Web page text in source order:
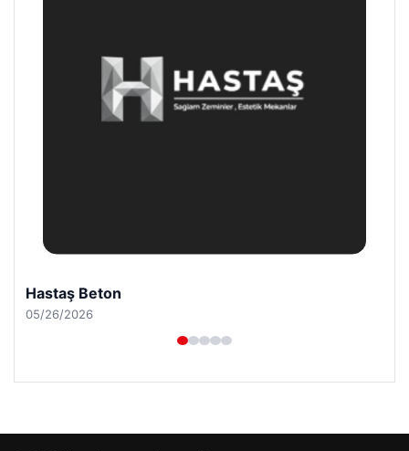
Prenses Night Club
04/29/2026